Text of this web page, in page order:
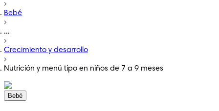
Bebé
...
Crecimiento y desarrollo
Nutrición y menú tipo en niños de 7 a 9 meses
Bebé